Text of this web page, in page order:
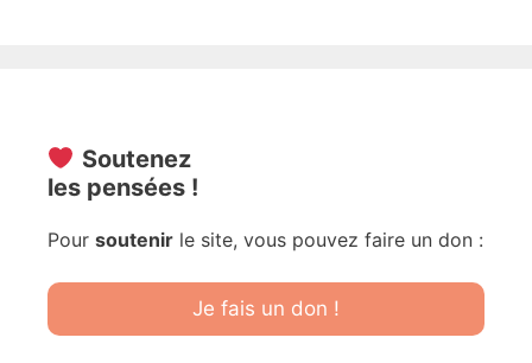
Soutenez
les pensées !
Pour soutenir le site, vous pouvez faire un don :
Je fais un don !